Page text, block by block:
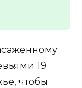
19
чтобы